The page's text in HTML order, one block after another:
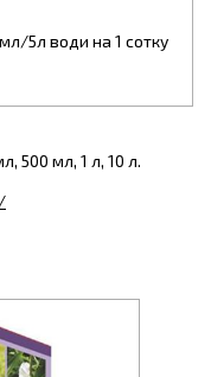
5л води на 1 сотку
500 мл, 1 л, 10 л.